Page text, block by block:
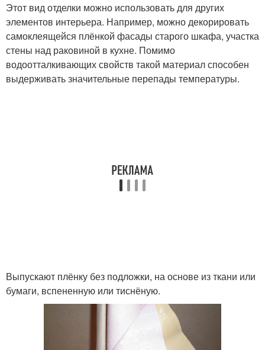
Этот вид отделки можно использовать для других
элементов интерьера. Например, можно декорировать
самоклеящейся плёнкой фасады старого шкафа, участка
стены над раковиной в кухне. Помимо
водоотталкивающих свойств такой материал способен
выдерживать значительные перепады температуры.
Выпускают плёнку без подложки, на основе из ткани или
бумаги, вспененную или тиснёную.